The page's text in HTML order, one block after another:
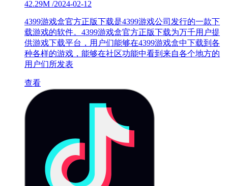
42.29M /2024-02-12
4399游戏盒官方正版下载是4399游戏公司发行的一款下
载游戏的软件。4399游戏盒官方正版下载为万千用户提
供游戏下载平台，用户们能够在4399游戏盒中下载到各
种各样的游戏，能够在社区功能中看到来自各个地方的
用户们所发表
查看